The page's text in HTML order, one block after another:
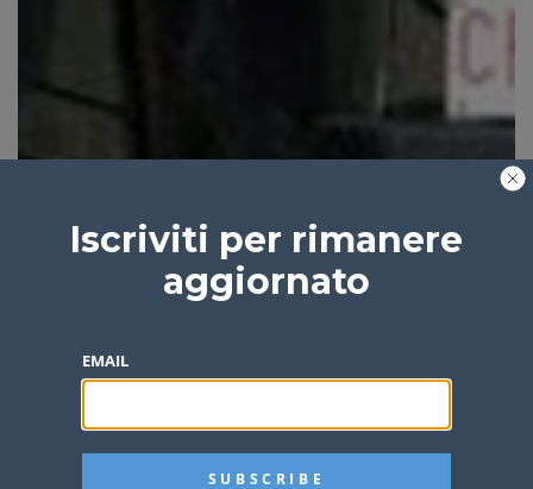
Iscriviti per rimanere
aggiornato
EMAIL